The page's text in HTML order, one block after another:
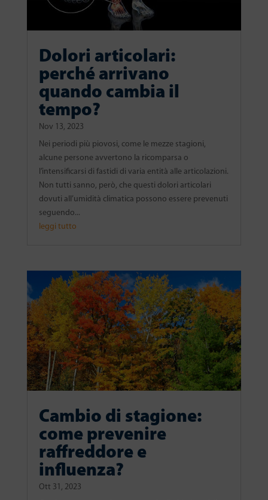
Dolori articolari:
perché arrivano
quando cambia il
tempo?
Nov 13, 2023
Nei periodi più piovosi, come le mezze stagioni,
alcune persone avvertono la ricomparsa o
l’intensificarsi di fastidi di varia entità alle articolazioni.
Non tutti sanno, però, che questi dolori articolari
dovuti all’umidità climatica possono essere prevenuti
seguendo...
leggi tutto
Cambio di stagione:
come prevenire
raffreddore e
influenza?
Ott 31, 2023